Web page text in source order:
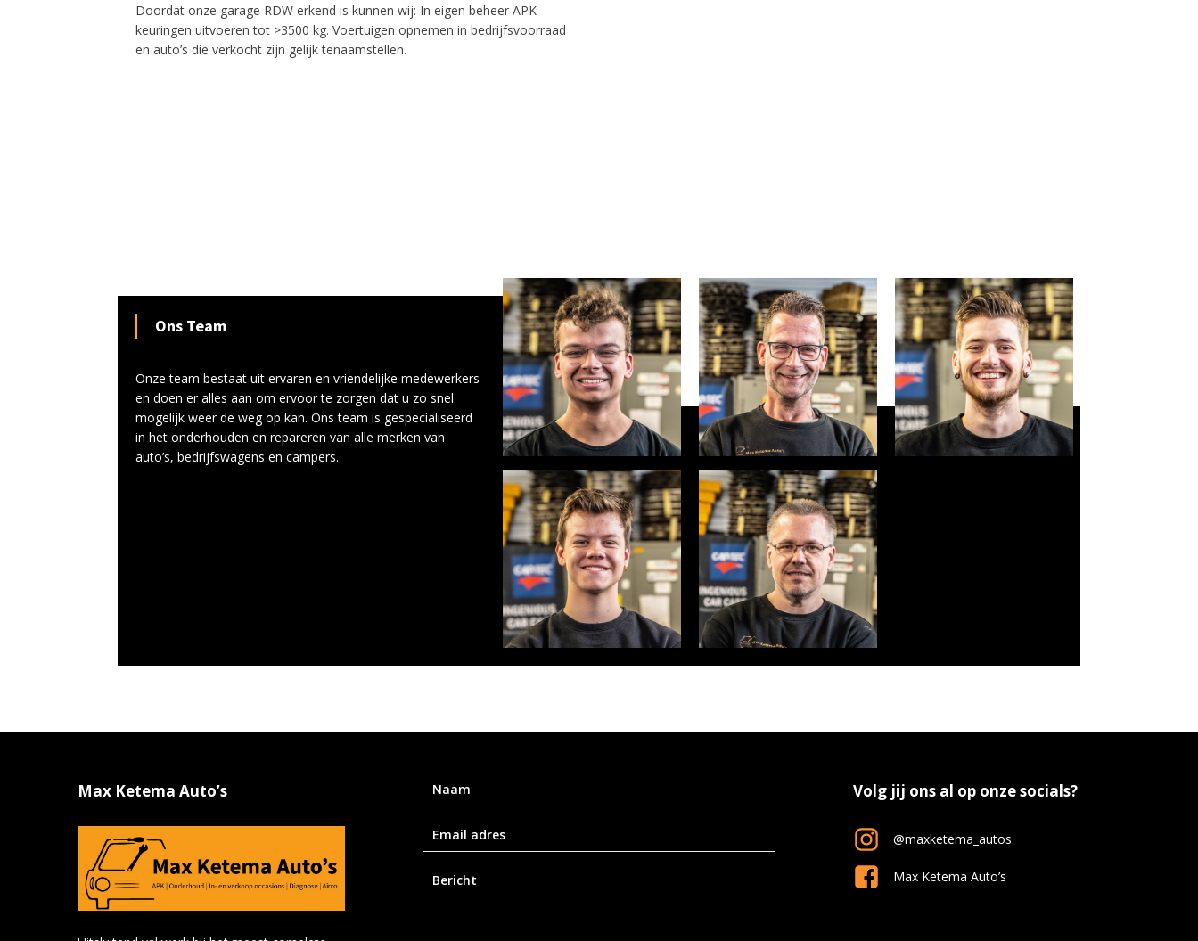
Doordat onze garage RDW erkend is kunnen wij: In eigen beheer APK
keuringen uitvoeren tot >3500 kg. Voertuigen opnemen in bedrijfsvoorraad
en auto’s die verkocht zijn gelijk tenaamstellen.
Ons Team
Onze team bestaat uit ervaren en vriendelijke medewerkers
en doen er alles aan om ervoor te zorgen dat u zo snel
mogelijk weer de weg op kan. Ons team is gespecialiseerd
in het onderhouden en repareren van alle merken van
auto’s, bedrijfswagens en campers.
Max Ketema Auto’s Volg jij ons al op onze socials?
@maxketema_autos
Max Ketema Auto’s